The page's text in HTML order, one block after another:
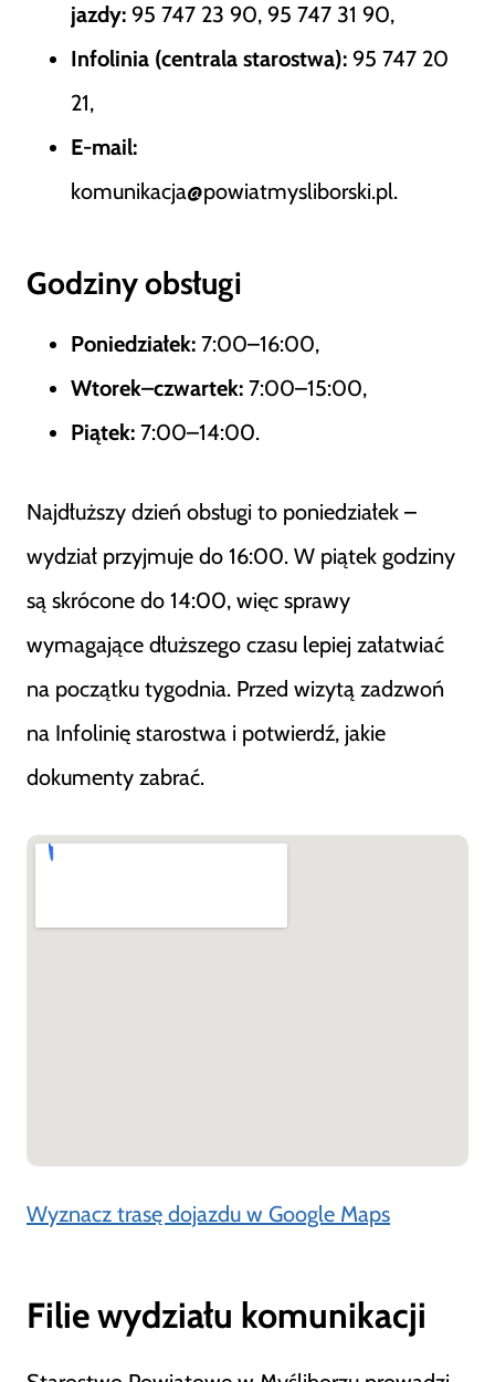
jazdy: 95 747 23 90, 95 747 31 90,
Infolinia (centrala starostwa): 95 747 20
21,
E-mail:
komunikacja@powiatmysliborski.pl.
Godziny obsługi
Poniedziałek: 7:00–16:00,
Wtorek–czwartek: 7:00–15:00,
Piątek: 7:00–14:00.
Najdłuższy dzień obsługi to poniedziałek –
wydział przyjmuje do 16:00. W piątek godziny
są skrócone do 14:00, więc sprawy
wymagające dłuższego czasu lepiej załatwiać
na początku tygodnia. Przed wizytą zadzwoń
na Infolinię starostwa i potwierdź, jakie
dokumenty zabrać.
Wyznacz trasę dojazdu w Google Maps
Filie wydziału komunikacji